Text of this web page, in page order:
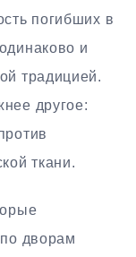
погибших в
и
традицией.
другое:
ткани.
дворам